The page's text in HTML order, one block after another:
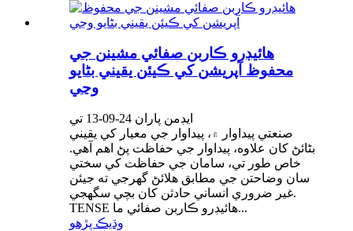
هائيڊرو ڪاربن صفائي مشينن جي
محفوظ آپريشن کي ڪيئن يقيني بڻايو
وڃي
ايڊمن پاران 24-09-13 تي
صنعتي پيداوار ۾، پيداوار جي معيار کي يقيني
بڻائڻ کان علاوه، پيداوار جي حفاظت پڻ اهم آهي.
خاص طور تي، سامان جي حفاظت کي سختي
سان وضاحتن جي مطابق هلائڻ گهرجي ته جيئن
غير ضروري انساني حادثن کان بچي سگهجي.
TENSE هائيڊرو ڪاربن صفائي ما...
وڌيڪ پڙهو